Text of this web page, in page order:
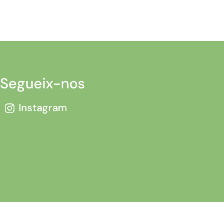
Segueix-nos
Instagram